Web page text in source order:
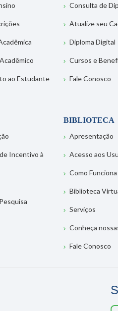
ao Estudante
Consulta de
Atualize seu
Diploma Digital
Cursos e
Fale Conosco
Incentivo à
BIBLIOTECA
Apresentação
Acesso aos
Como Funciona
Biblioteca
Serviços
Conheça
Fale Conosco